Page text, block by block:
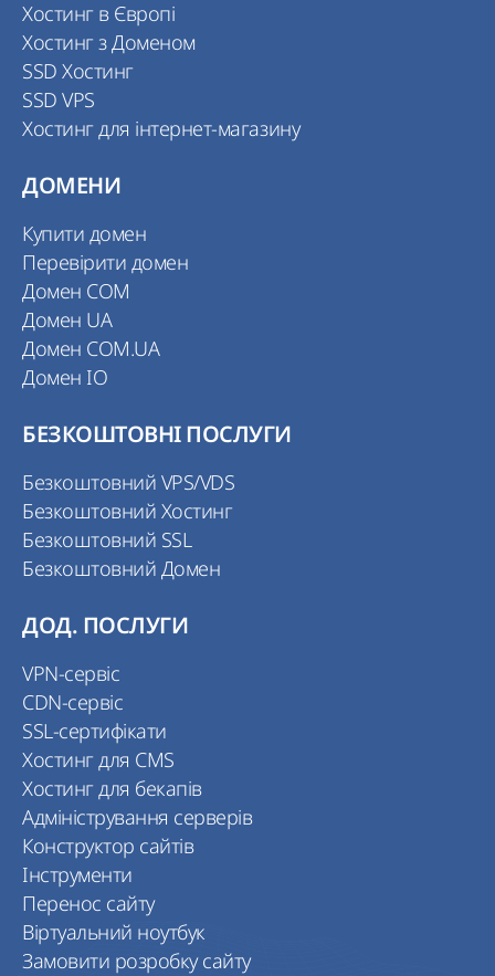
Хостинг в Європі
Хостинг з Доменом
SSD Хостинг
SSD VPS
Хостинг для інтернет-магазину
ДОМЕНИ
Купити домен
Перевірити домен
Домен COM
Домен UA
Домен COM.UA
Домен IO
БЕЗКОШТОВНІ ПОСЛУГИ
Безкоштовний VPS/VDS
Безкоштовний Хостинг
Безкоштовний SSL
Безкоштовний Домен
ДОД. ПОСЛУГИ
VPN-сервіс
CDN-сервіс
SSL-сертифікати
Хостинг для CMS
Хостинг для бекапів
Адміністрування серверів
Конструктор сайтів
Інструменти
Перенос сайту
Віртуальний ноутбук
Замовити розробку сайту